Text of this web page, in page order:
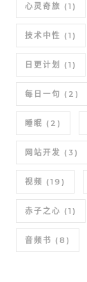
心灵奇旅 (1)
技术中性 (1)
日更计划 (1)
每日一句 (2)
睡眠 (2)
网站开发 (3)
视频 (19)
赤子之心 (1)
音频书 (8)